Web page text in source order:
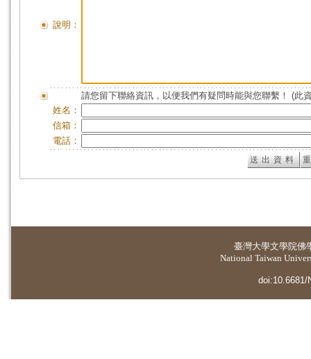
說明：
請您留下聯絡資訊，以便我們有疑問時能與您聯繫！ (此
姓名：
信箱：
電話：
臺灣大學文學院佛
National Taiwan
doi:10.6681/